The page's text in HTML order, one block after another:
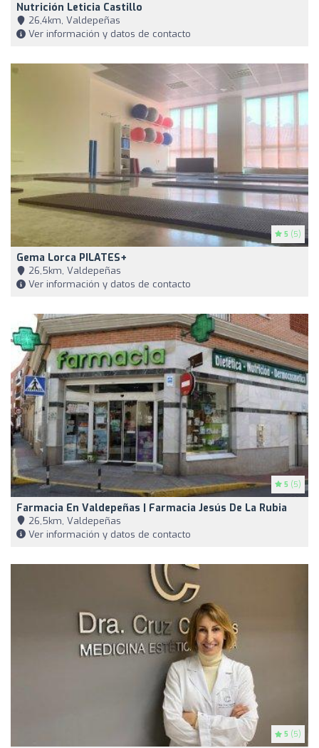
Nutrición Leticia Castillo
26,4km, Valdepeñas
Ver información y datos de contacto
5 (5)
Gema Lorca PILATES+
26,5km, Valdepeñas
Ver información y datos de contacto
5 (5)
Farmacia En Valdepeñas | Farmacia Jesús De La Rubia
26,5km, Valdepeñas
Ver información y datos de contacto
5 (5)